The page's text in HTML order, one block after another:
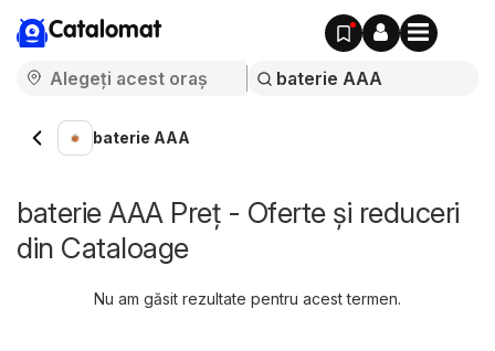
Catalomat
baterie AAA
baterie AAA Preț - Oferte și reduceri
din Cataloage
Nu am găsit rezultate pentru acest termen.